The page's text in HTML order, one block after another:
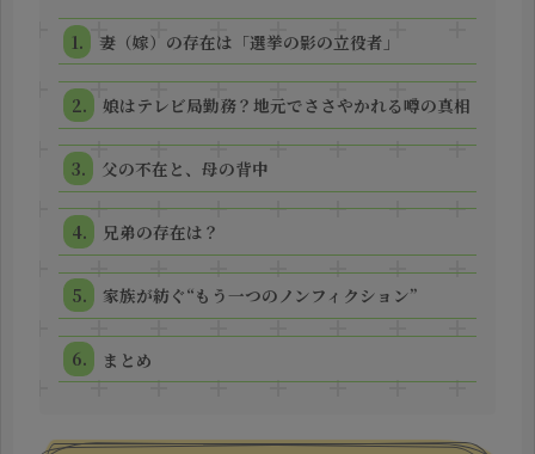
妻（嫁）の存在は「選挙の影の立役者」
娘はテレビ局勤務？地元でささやかれる噂の真相
父の不在と、母の背中
兄弟の存在は？
家族が紡ぐ“もう一つのノンフィクション”
まとめ